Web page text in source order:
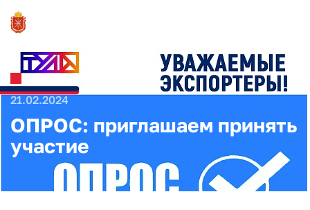
Новости и Мероприятия
21.02.2024
ОПРОС: приглашаем принять
участие